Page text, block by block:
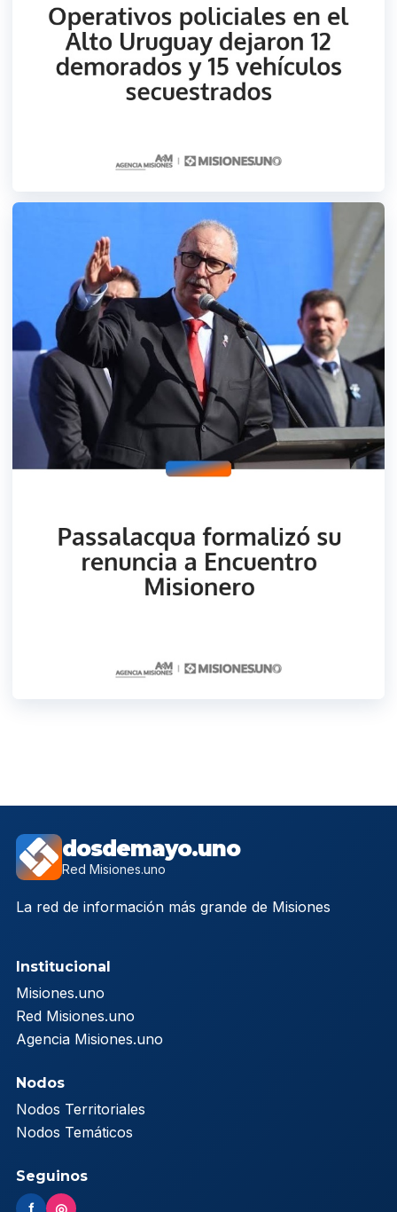
dosdemayo.uno
Red Misiones.uno
La red de información más grande de Misiones
Institucional
Misiones.uno
Red Misiones.uno
Agencia Misiones.uno
Nodos
Nodos Territoriales
Nodos Temáticos
Seguinos
f ◎